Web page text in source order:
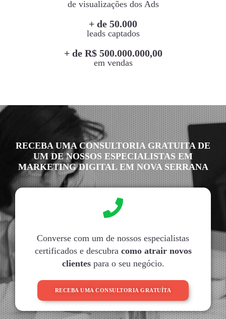
de visualizações dos Ads
+ de 50.000
leads captados
+ de R$ 500.000.000,00
em vendas
RECEBA UMA CONSULTORIA GRATUITA DE
UM DE NOSSOS ESPECIALISTAS EM
MARKETING DIGITAL EM NOVA SERRANA
Converse com um de nossos especialistas
certificados e descubra como atrair novos
clientespara o seu negócio.
RECEBA UMA CONSULTORIA GRATUÍTA